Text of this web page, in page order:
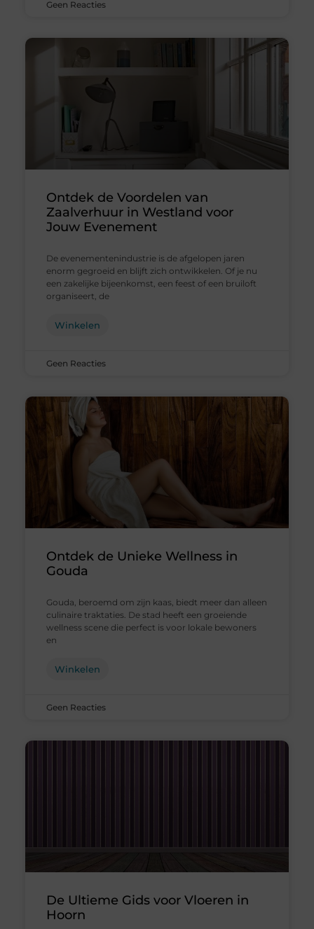
Geen Reacties
Ontdek de Voordelen van
Zaalverhuur in Westland voor
Jouw Evenement
De evenementenindustrie is de afgelopen jaren
enorm gegroeid en blijft zich ontwikkelen. Of je nu
een zakelijke bijeenkomst, een feest of een bruiloft
organiseert, de
Winkelen
Geen Reacties
Ontdek de Unieke Wellness in
Gouda
Gouda, beroemd om zijn kaas, biedt meer dan alleen
culinaire traktaties. De stad heeft een groeiende
wellness scene die perfect is voor lokale bewoners
en
Winkelen
Geen Reacties
De Ultieme Gids voor Vloeren in
Hoorn